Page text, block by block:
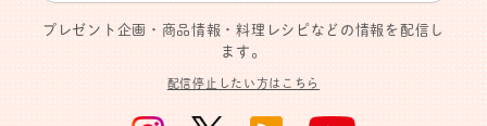
プレゼント企画・商品情報・料理レシピなどの情報を配信し
ます。
配信停止したい方はこちら